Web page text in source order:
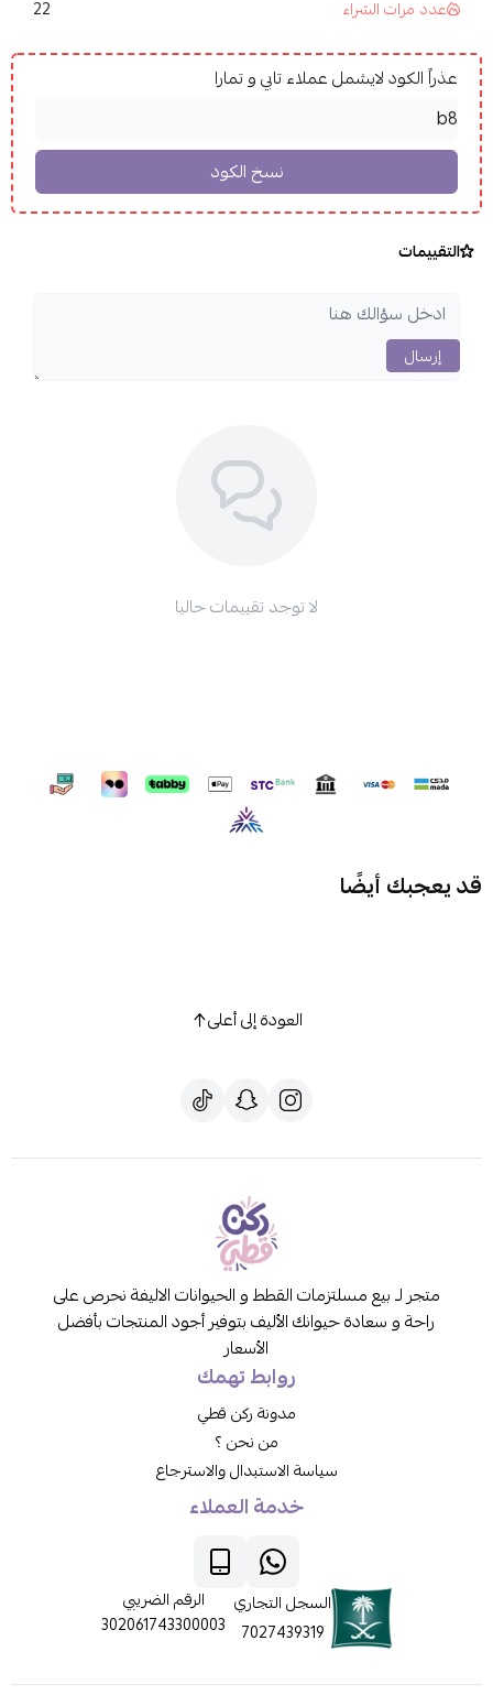
عدد مرات الشراء 22
عذراً الكود لايشمل عملاء تابي و تمارا
التقييمات
إرسال
لا توجد تقييمات حاليا
قد يعجبك أيضًا
العودة إلى أعلى
متجر لـ بيع مسلتزمات القطط و الحيوانات الاليفة نحرص على
راحة و سعادة حيوانك الأليف بتوفير أجود المنتجات بأفضل
الأسعار
روابط تهمك
مدونة ركن قطي
من نحن ؟
سياسة الاستبدال والاسترجاع
خدمة العملاء
السجل التجاري
7027439319
الرقم الضريبي
302061743300003